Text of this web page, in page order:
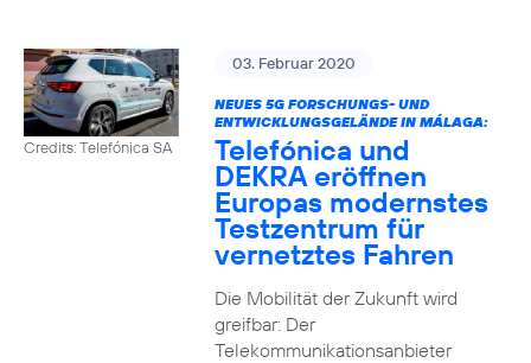
Credits: Telefónica SA
03. Februar 2020
NEUES 5G FORSCHUNGS- UND
ENTWICKLUNGSGELÄNDE IN MÁLAGA:
Telefónica und
DEKRA eröffnen
Europas modernstes
Testzentrum für
vernetztes Fahren
Die Mobilität der Zukunft wird
greifbar: Der
Telekommunikationsanbieter